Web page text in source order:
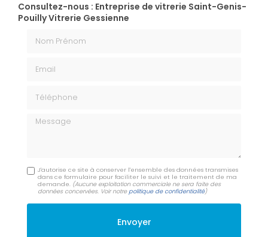
Consultez-nous : Entreprise de vitrerie Saint-Genis-
Pouilly Vitrerie Gessienne
Message
J'autorise ce site à conserver l'ensemble des données transmises
dans ce formulaire pour faciliter le suivi et le traitement de ma
demande. (Aucune exploitation commerciale ne sera faite des
données concervées. Voir notrepolitique de confidentialité)